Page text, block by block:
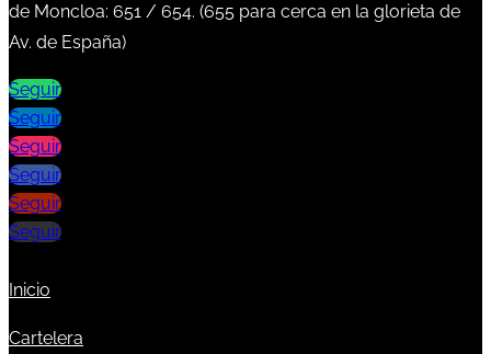
de Moncloa: 651 / 654. (655 para cerca en la glorieta de
Av. de España)
Seguir
Seguir
Seguir
Seguir
Seguir
Seguir
Inicio
Cartelera